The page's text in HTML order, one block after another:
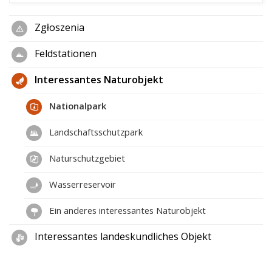
Zgłoszenia
Feldstationen
Interessantes Naturobjekt
Nationalpark
Landschaftsschutzpark
Naturschutzgebiet
Wasserreservoir
Ein anderes interessantes Naturobjekt
Interessantes landeskundliches Objekt